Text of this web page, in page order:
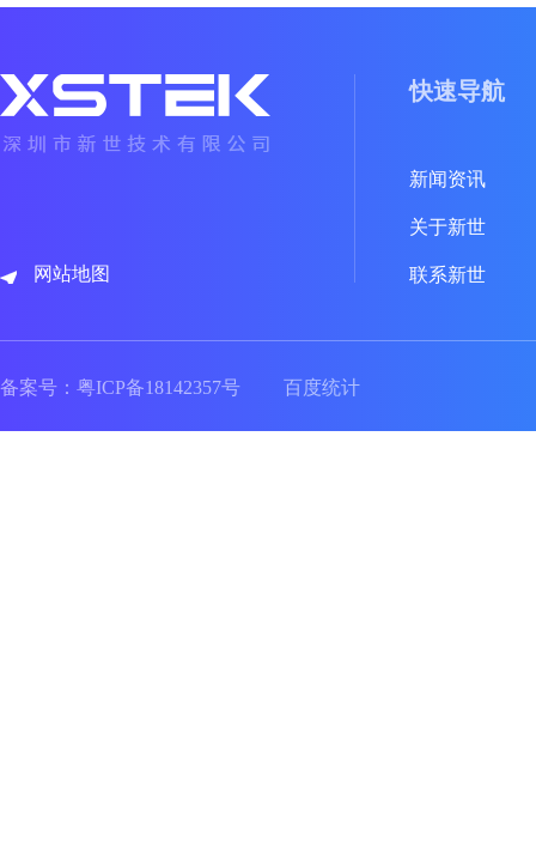
网站地图
快速导航
新闻资讯
关于新世
联系新世
备案号： 粤ICP备18142357号 百度统计